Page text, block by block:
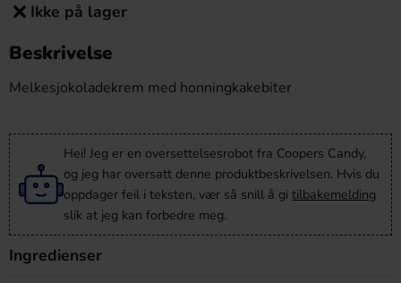
Ikke på lager
Beskrivelse
Melkesjokoladekrem med honningkakebiter
Hei! Jeg er en oversettelsesrobot fra Coopers Candy,
og jeg har oversatt denne produktbeskrivelsen. Hvis du
oppdager feil i teksten, vær så snill å gi tilbakemelding
slik at jeg kan forbedre meg.
Ingredienser